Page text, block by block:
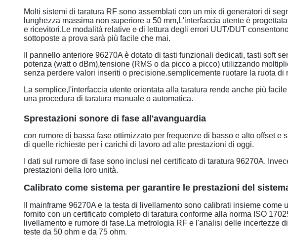
Molti sistemi di taratura RF sono assemblati con un mix di generatori di
lunghezza massima non superiore a 50 mm,L'interfaccia utente è
e ricevitori.Le modalità relative e di lettura degli errori UUT/DUT
sottoposte a prova sarà più facile che mai.
Il pannello anteriore 96270A è dotato di tasti funzionali dedicati, tasti soft
potenza (watt o dBm),tensione (RMS o da picco a picco) utilizzando
senza perdere valori inseriti o precisione.semplicemente ruotare la ruota
La semplice,l'interfaccia utente orientata alla taratura rende anche più
una procedura di taratura manuale o automatica.
Sprestazioni sonore di fase all'avanguardia
con rumore di bassa fase ottimizzato per frequenze di basso e alto offset
di quelle richieste per i carichi di lavoro ad alte prestazioni di oggi.
I dati sul rumore di fase sono inclusi nel certificato di taratura 96270A.
prestazioni della loro unità.
Calibrato come sistema per garantire le prestazioni del
Il mainframe 96270A e la testa di livellamento sono calibrati insieme
fornito con un certificato completo di taratura conforme alla norma ISO
livellamento e rumore di fase.La metrologia RF e l'analisi delle
teste da 50 ohm e da 75 ohm.